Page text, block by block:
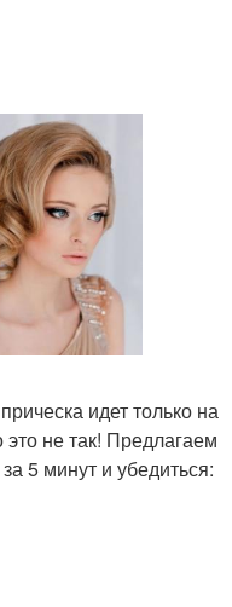
идет только на
не так! Предлагаем
5 минут и убедиться: